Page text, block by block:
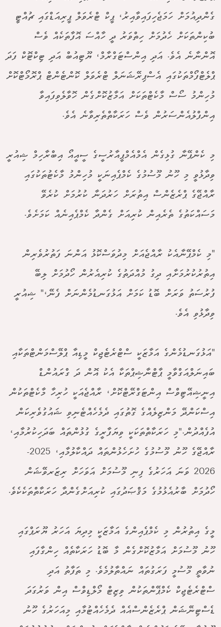
ގެންދިއުމަށް ހަމަޖެހިފައިވާއިރު، ޕީކް ޓްރެވަލް ޕީރިއަޑްގައި ޗުއްޓީ
ބުކިންތަކަށް ހެދުމަށް ހިތްވަރު ދީ ހާއްސަ އޮފާތަކެއް ވެސް
އޮންނާނެ އެވެ. އަދި އިންސްޓަގްރާމް، ޔޫޓިއުބް އަދި ޓިކްޓޮކް ފަދަ
ޕްލެޓްފޯމްތަކުގައި އެސްޕިރޭޝަނަލް ޓްރެވަލް ކޮންޓެންޓް ޕްރޮމޯޓްކޮށް
މުހިންމު ސޯސް މާކެޓްތަކަށް އަމާޒުކޮށްގެން ހޮވާލެވިފައިވާ
އިންފްލުއެންސަރުން ވެސް ހަރަކާތްތެރިވާނެ އެވެ.
މި ކެންޕޭނާ ގުޅިގެން އެމްއެމްޕީއާރުސީގެ ސީއީއޯ އިބްރާހިމް ޝިއުރީ
ވިދާޅުވީ މި ހޫނު މޫސުމުގެ ކެމްޕެއިނަކީ މުހިންމު މާކެޓުތަކުގައި
ރާއްޖޭގެ ޕްރެޒެންސް އިތުރަށް ހަރުދަނާ ކުރުމަށް ކުރެވޭ
މަސައްކަތުގެ ތެރެއިން ކުރިއަށް ގެންދާ ކެމްޕެއިނެއް ކަމަށެވެ.
"މި ކެމްޕޭނާއެކު ރާއްޖެއަށް މިދުވަސްކޮޅު އަންނަ ފަތުރުވެރިން
އިތުރުކުރުމަށާއި ދިގު މުއްދަތުގެ ކުރިއެރުން ހޯދުމަށް ލިބޭ
ފުރުސަތު ވަރަށް ބޮޑު ކަމަށް އަޅުގަނޑުމެންނަށް ފެނޭ،" ޝިއުރީ
ވިދާޅުވި އެވެ.
"އަޅުގަނޑުމެންގެ އަމާޒަކީ ސްޓްރެޓެޖިކް މީޑިއާ ޕްލޭސްމަންޓްތަކާއި
ބައިނަލްއަގްވާމީ ޕާޓްނާޝިޕްތަކާ އެކު އޮން ދަ ގްރައުންޑް
އިނީޝިއޭޓިވްސް އިންޓަގްރޭޓްކޮށް، ރާއްޖެއަކީ ހުރިހާ މާކެޓްތަކުން
އިސްކަންދޭ މަންޒިލެއްގެ ގޮތުގައި ދެމެހެއްޓެނިވި ޝައުގުވެރިކަން
އުފެއްދުން."މި ހަރަކާތްތަކަކީ ވިޔަފާރީގެ ގުޅުންތައް ބަދަހިކުރުމާއި،
ރާއްޖޭގެ ހޫނު މޫސުމުގެ ހުށަހެޅުންތައް ދައްކާލުމާއި، 2025-
2026 ވަނަ އަހަރުގެ ފިނި މޫސުމަށް އަވަހަށް ރިޒަރވޭޝަން
ހޯދުމަށް ބާރުއެޅުމުގެ މަޤްޞަދުގައި ކުރިއަށްގެންދާ ހަރަކާތްތަކެކެވެ.
މީގެ އިތުރުން މި ކެމްޕެއިންގެ އަމާޒަކީ މިދިޔަ އަހަރު ޔޫރަޕްގައި
ހޫނު މޫސުމަށް އަމާޒުކޮށްގެން މާ ބޮޑު ހަރަކާތެއް ހިންގާފައި
ނުވާތީ މޫސުމީ ފަރަގުތައް ނައްތާލުމެވެ. މި ތަފާތު އަދި
ސްޓްރެޓެޖިކް ކެމްޕޭންތަކުން ވިޒިޓް މޯލްޑިވްސް އިން ވަރުގަދަ
ޑެސްޓިނޭޝަން ޕްރެޒެންސްއެއް ދެމެހެއްޓުމާއި މިއަހަރުގެ ހޫނު